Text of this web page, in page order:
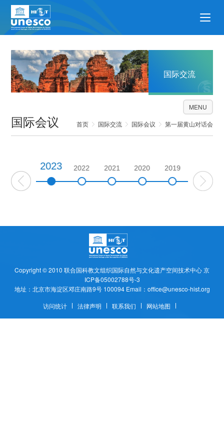
国际交流
国际会议 首页 国际交流 国际会议 第一届黄山对话会
MENU
2023 2022 2021 2020 2019
Copyright © 2010 联合国科教文组织国际自然与文化遗产空间技术中心京
ICP备05002788号-3
地址：北京市海淀区邓庄南路9号 100094 Email：office@unesco-hist.org
访问统计
法律声明 联系我们 网站地图